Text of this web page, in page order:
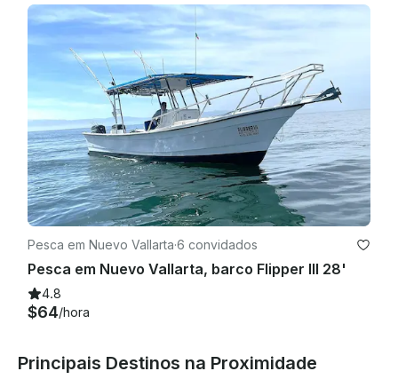
Pesca em Nuevo Vallarta·6 convidados
Pesca em Nuevo Vallarta, barco Flipper III 28'
4.8
$64/hora
Principais Destinos na Proximidade